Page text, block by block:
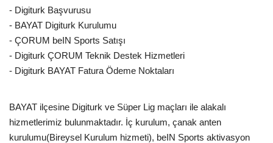
- Digiturk Başvurusu
- BAYAT Digiturk Kurulumu
- ÇORUM beIN Sports Satışı
- Digiturk ÇORUM Teknik Destek Hizmetleri
- Digiturk BAYAT Fatura Ödeme Noktaları
BAYAT ilçesine Digiturk ve Süper Lig maçları ile alakalı
hizmetlerimiz bulunmaktadır. İç kurulum, çanak anten
kurulumu(Bireysel Kurulum hizmeti), beIN Sports aktivasyon